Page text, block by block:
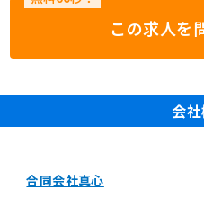
この求人を
会
合同会社真心